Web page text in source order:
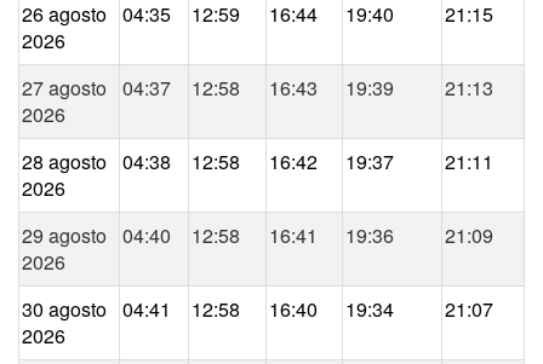
26 agosto
2026
04:35 12:59 16:44 19:40 21:15
27 agosto
2026
04:37 12:58 16:43 19:39 21:13
28 agosto
2026
04:38 12:58 16:42 19:37 21:11
29 agosto
2026
04:40 12:58 16:41 19:36 21:09
30 agosto
2026
04:41 12:58 16:40 19:34 21:07